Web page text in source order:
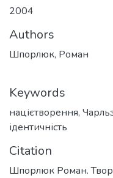
2004
Authors
Шпорлюк, Роман
Keywords
націєтворення,
ідентичність
Citation
Шпорлюк Роман.